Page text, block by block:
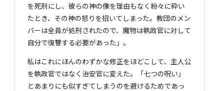
を死刑にし、彼らの神の像を理由もなく粉々に砕い
たとき、その神の怒りを招いてしまった。教団のメン
バーは全員が処刑されたので、魔物は執政官に対して
自分で復讐する必要があった」。
私はこれにほんのわずかな修正をほどこして、主人公
を執政官ではなく治安官に変えた。「七つの呪い」
とあまりにも似すぎてしまうのを避けるためであっ